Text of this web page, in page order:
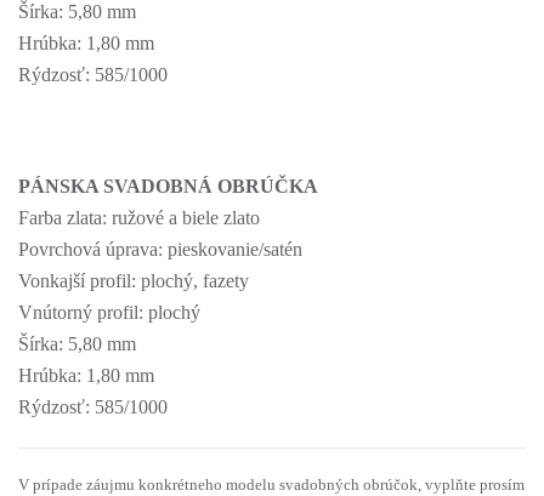
Šírka: 5,80 mm
Hrúbka: 1,80 mm
Rýdzosť: 585/1000
PÁNSKA SVADOBNÁ OBRÚČKA
Farba zlata: ružové a biele zlato
Povrchová úprava: pieskovanie/satén
Vonkajší profil: plochý, fazety
Vnútorný profil: plochý
Šírka: 5,80 mm
Hrúbka: 1,80 mm
Rýdzosť: 585/1000
V prípade záujmu konkrétneho modelu svadobných obrúčok, vyplňte prosím